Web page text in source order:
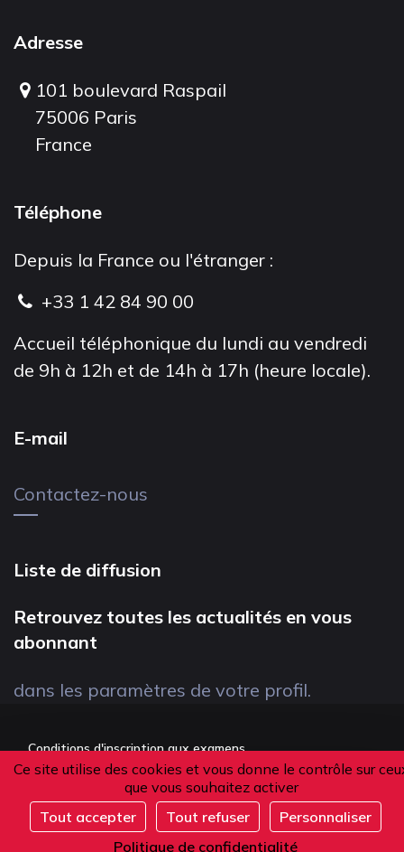
Ce site utilise des cookies et vous donne le contrôle sur
que vous souhaitez activer
Tout accepter
Tout refuser
Personnaliser
Politique de confidentialité
S'inscrire
Adresse
101 boulevard Raspail
75006 Paris
France
Téléphone
Depuis la France ou l'étranger :
+33 1 42 84 90 00
Accueil téléphonique du lundi au vendredi
de 9h à 12h et de 14h à 17h (heure locale).
E-mail
Contactez-nous
Liste de diffusion
Retrouvez toutes les actualités en vous
abonnant
dans les paramètres de votre profil.
Conditions d'inscription aux examens
Politique de confidentialité
Conditions générales de vente
Suivez-nous